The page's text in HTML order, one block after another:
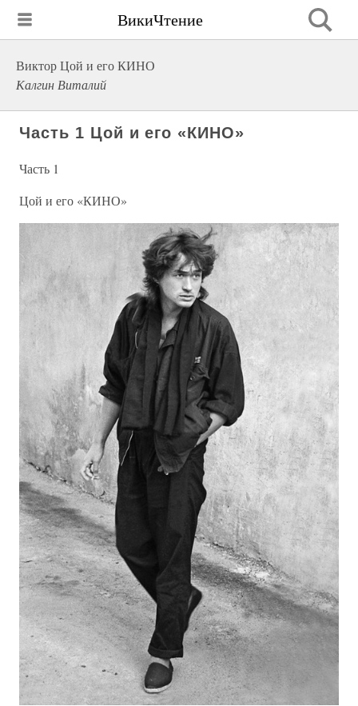
ВикиЧтение
Виктор Цой и его КИНО
Калгин Виталий
Часть 1 Цой и его «КИНО»
Часть 1
Цой и его «КИНО»